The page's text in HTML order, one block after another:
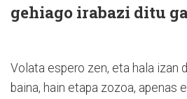
gehiago irabazi ditu
Volata espero zen, eta hala izan
baina, hain etapa zozoa, apenas